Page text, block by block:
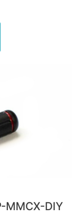
MMCX-DIY